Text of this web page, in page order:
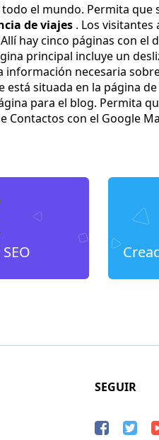
el mundo. Permita que
de viajes . Los
hay cinco páginas con el
principal incluye un
necesaria
situada en la página
para el blog. Permita
Contactos con el Google
SEGUIR